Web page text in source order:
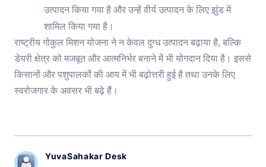
उत्पादन किया गया है और उन्हें वीर्य उत्पादन के लिए झुंड में
शामिल किया गया है।
राष्ट्रीय गोकुल मिशन योजना ने न केवल दुग्ध उत्पादन बढ़ाया है, बल्कि
डेयरी क्षेत्र को मजबूत और आत्मनिर्भर बनाने में भी योगदान दिया है। इससे
किसानों और पशुपालकों की आय में भी बढ़ोत्तरी हुई है तथा उनके लिए
स्वरोजगार के अवसर भी बढ़े हैं।
YuvaSahakar Desk